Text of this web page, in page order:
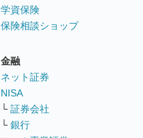
学資保険
保険相談ショップ
金融
ネット証券
NISA
└ 証券会社
└ 銀行